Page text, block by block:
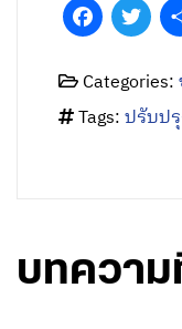
Facebook
Categories:
Tags:ปรับป
บทความ